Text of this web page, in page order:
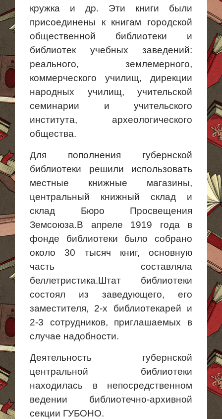
кружка и др. Эти книги были
присоединены к книгам городской
общественной библиотеки и
библиотек учебных заведений:
реального, землемерного,
коммерческого училищ, дирекции
народных училищ, учительской
семинарии и учительского
института, археологического
общества.
Для пополнения губернской
библиотеки решили использовать
местные книжные магазины,
центральный книжный склад и
склад Бюро Просвещения
Земсоюза.В апреле 1919 года в
фонде библиотеки было собрано
около 30 тысяч книг, основную
часть составляла
беллетристика.Штат библиотеки
состоял из заведующего, его
заместителя, 2-х библиотекарей и
2-3 сотрудников, приглашаемых в
случае надобности.
Деятельность губернской
центральной библиотеки
находилась в непосредственном
ведении библиотечно-архивной
секции ГУБОНО.